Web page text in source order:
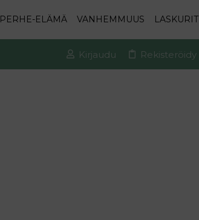
PERHE-ELÄMÄ VANHEMMUUS LASKURIT
Kirjaudu Rekisteröidy